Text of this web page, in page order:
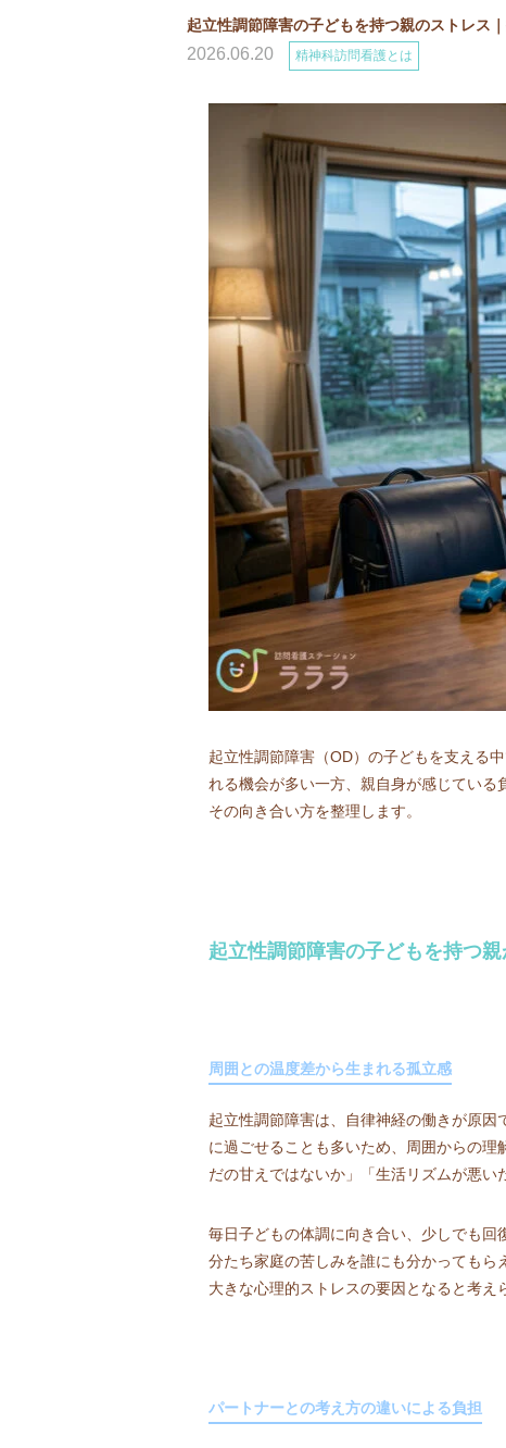
起立性調節障害の子どもを持つ親のストレス
2026.06.20 精神科訪問看護とは
起立性調節障害（OD）の子どもを支える
れる機会が多い一方、親自身が感じている
その向き合い方を整理します。
起立性調節障害の子どもを持つ
周囲との温度差から生まれる孤立感
起立性調節障害は、自律神経の働きが原
に過ごせることも多いため、周囲からの
だの甘えではないか」「生活リズムが悪い
毎日子どもの体調に向き合い、少しでも
分たち家庭の苦しみを誰にも分かっても
大きな心理的ストレスの要因となると考え
パートナーとの考え方の違いによる負担